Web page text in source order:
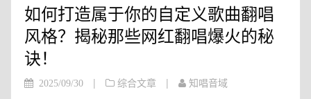
如何打造属于你的自定义歌曲翻唱
风格？揭秘那些网红翻唱爆火的秘
诀！
2025/09/30 | 综合文章 | 知唱音域